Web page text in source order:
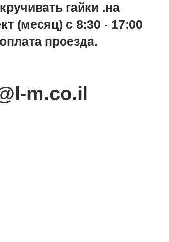
гайки .на
(месяц) с 8:30 - 17:00
проезда.
m.co.il